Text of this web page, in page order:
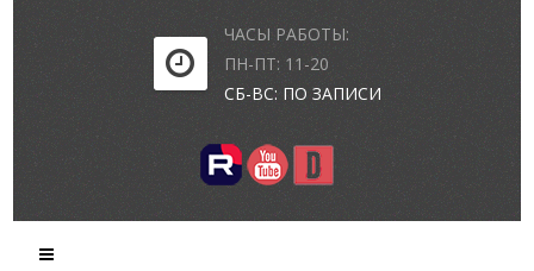
ЧАСЫ РАБОТЫ:
ПН-ПТ: 11-20
СБ-ВС: ПО ЗАПИСИ